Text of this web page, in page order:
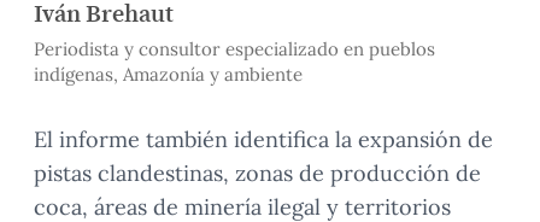
Iván Brehaut
Periodista y consultor especializado en pueblos
indígenas, Amazonía y ambiente
El informe también identifica la expansión de
pistas clandestinas, zonas de producción de
coca, áreas de minería ilegal y territorios